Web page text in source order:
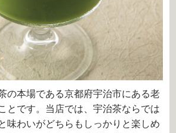
の本場である京都府宇治市にある老
とです。当店では、宇治茶ならでは
味わいがどちらもしっかりと楽しめ